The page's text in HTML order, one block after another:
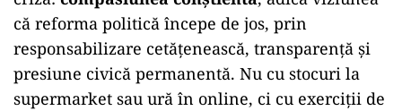
că reforma politică începe de jos, prin
responsabilizare cetățenească, transparență și
presiune civică permanentă. Nu cu stocuri la
supermarket sau ură în online, ci cu exerciții de